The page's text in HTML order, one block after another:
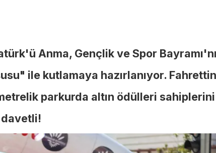
Anma, Gençlik ve Spor Bayramı'nı
ile kutlamaya hazırlanıyor.
parkurda altın ödülleri